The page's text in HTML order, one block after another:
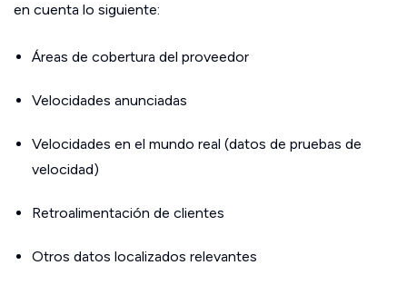
en cuenta lo siguiente:
Áreas de cobertura del proveedor
Velocidades anunciadas
Velocidades en el mundo real (datos de pruebas de
velocidad)
Retroalimentación de clientes
Otros datos localizados relevantes